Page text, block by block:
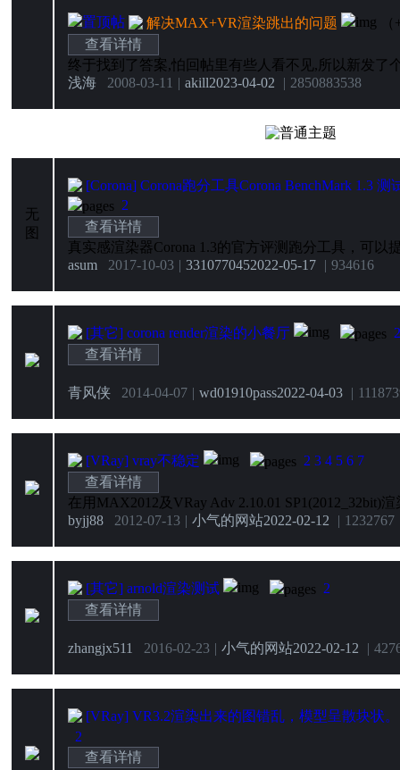
解决MAX+VR渲染跳出的问题
查看详情
浅海 2008-03-11 | akill2023-04-02 | 2850883538
普通主题
无
图
[Corona] Corona跑分工具Corona BenchMark 1.3
2
查看详情
asum 2017-10-03 | 3310770452022-05-17 | 934616
[其它] corona render渲染的小餐厅
2
查看详情
青风侠 2014-04-07 | wd01910pass2022-04-03 | 11187
[VRay] vray不稳定 2 3 4 5 6 7
查看详情
byjj88 2012-07-13 | 小气的网站2022-02-12 | 1232767
[其它] arnold渲染测试
2
查看详情
zhangjx511 2016-02-23 | 小气的网站2022-02-12 |
[VRay] VR3.2渲染出来的图错乱，模型呈散块状。
2
查看详情